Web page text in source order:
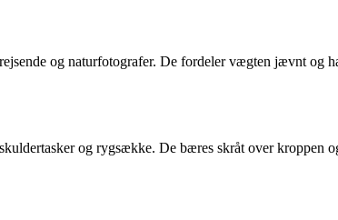
og naturfotografer. De fordeler vægten jævnt og
og rygsække. De bæres skråt over kroppen